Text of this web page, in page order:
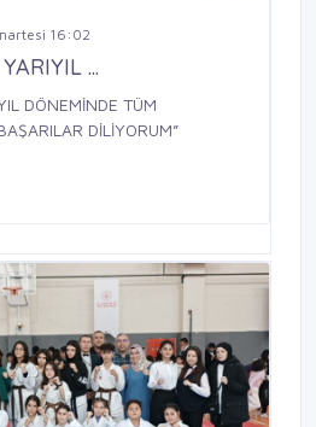
16:02
...
DÖNEMİNDE TÜM
DİLİYORUM”